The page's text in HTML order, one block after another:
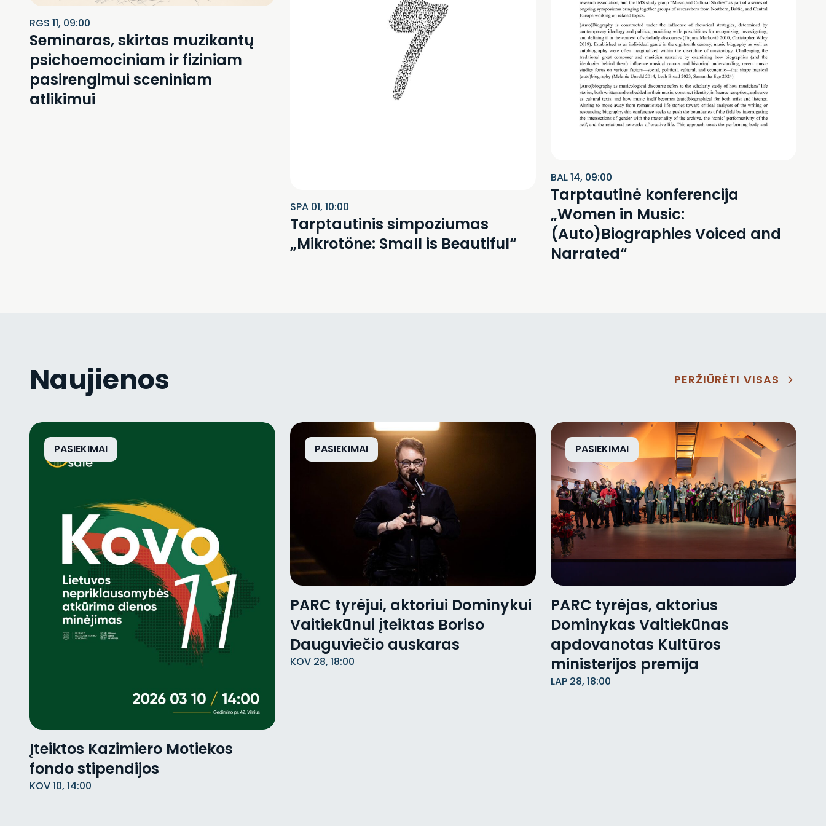
RGS 11, 09:00
Seminaras, skirtas muzikantų
psichoemociniam ir fiziniam
pasirengimui sceniniam
atlikimui
SPA 01, 10:00
Tarptautinis simpoziumas
„Mikrotöne: Small is Beautiful“
BAL 14, 09:00
Tarptautinė konferencija
„Women in Music:
(Auto)Biographies Voiced and
Narrated“
Naujienos PERŽIŪRĖTI VISAS
PASIEKIMAI
KOV 10, 14:00
Įteiktos Kazimiero Motiekos
fondo stipendijos
PASIEKIMAI
KOV 28, 18:00
PARC tyrėjui, aktoriui Dominykui
Vaitiekūnui įteiktas Boriso
Dauguviečio auskaras
PASIEKIMAI
LAP 28, 18:00
PARC tyrėjas, aktorius
Dominykas Vaitiekūnas
apdovanotas Kultūros
ministerijos premija